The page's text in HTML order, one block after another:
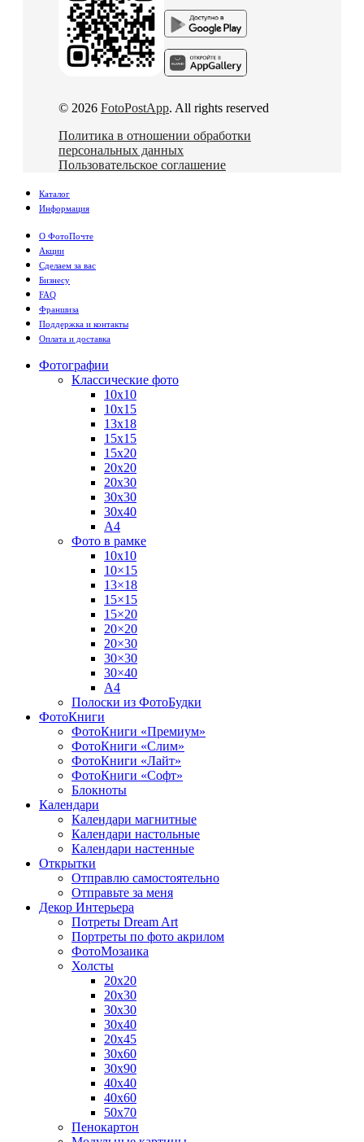
© 2026 FotoPostApp. All rights reserved
Политика в отношении обработки
персональных данных
Пользовательское соглашение
Каталог
Информация
О ФотоПочте
Акции
Сделаем за вас
Бизнесу
FAQ
Франшиза
Поддержка и контакты
Оплата и доставка
Фотографии
Классические фото
10х10
10х15
13х18
15х15
15х20
20х20
20х30
30х30
30х40
А4
Фото в рамке
10х10
10×15
13×18
15×15
15×20
20×20
20×30
30×30
30×40
A4
Полоски из ФотоБудки
ФотоКниги
ФотоКниги «Премиум»
ФотоКниги «Слим»
ФотоКниги «Лайт»
ФотоКниги «Софт»
Блокноты
Календари
Календари магнитные
Календари настольные
Календари настенные
Открытки
Отправлю самостоятельно
Отправьте за меня
Декор Интерьера
Потреты Dream Art
Портреты по фото акрилом
ФотоМозаика
Холсты
20х20
20х30
30х30
30х40
20х45
30х60
30х90
40х40
40х60
50х70
Пенокартон